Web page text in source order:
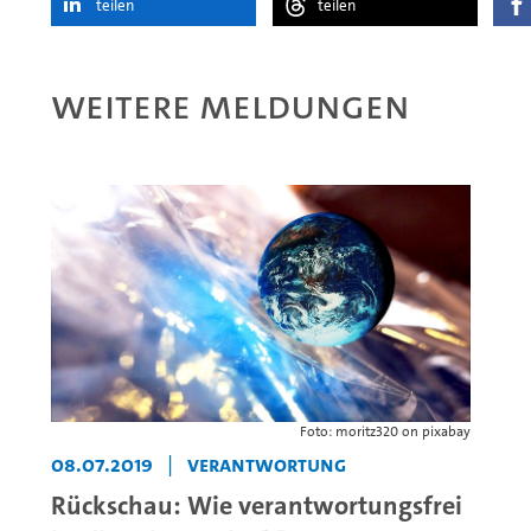
teilen teilen
Weitere Meldungen
Foto: moritz320 on pixabay
08.07.2019 | Verantwortung
Rückschau: Wie verantwortungsfrei